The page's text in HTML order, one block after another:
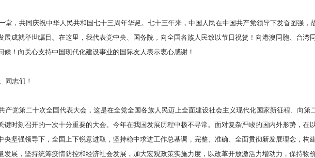
堂，共同庆祝中华人民共和国七十三周年华诞。七十三年来，中国人民在中国共产党领导下发奋图强，
展成就举世瞩目。在这里，我代表党中央、国务院，向全国各族人民致以节日祝贺！向港澳同胞、台湾
候！向关心支持中国现代化建设事业的国际友人表示衷心感谢！
同志们！
产党第二十次全国代表大会，这是在全党全国各族人民迈上全面建设社会主义现代化国家新征程、向第
键时刻召开的一次十分重要的大会。今年在我国发展历程中极不寻常。面对复杂严峻的国内外形势，在
央坚强领导下，全国上下锐意进取，坚持稳中求进工作总基调，完整、准确、全面贯彻新发展理念，构
发展，坚持统筹疫情防控和经济社会发展，加大宏观政策实施力度，以改革开放激活力增动力，保持物